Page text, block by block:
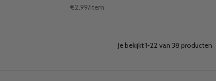
Stukprijs
€2,99/per
item
Je bekijkt 1-22 van 38 producten